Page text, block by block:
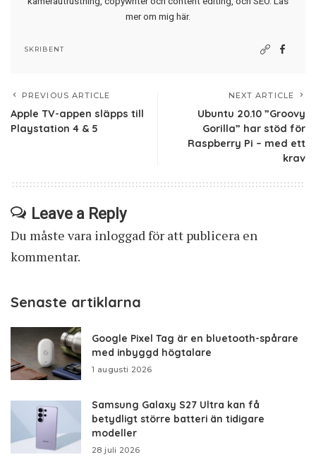
mer om mig här.
SKRIBENT
PREVIOUS ARTICLE
Apple TV-appen släpps till
Playstation 4 & 5
NEXT ARTICLE
Ubuntu 20.10 ”Groovy
Gorilla” har stöd för
Raspberry Pi – med ett
krav
Leave a Reply
Du måste vara inloggadför att publicera en
kommentar.
Senaste artiklarna
Google Pixel Tag är en bluetooth-spårare
med inbyggd högtalare
1 augusti 2026
Samsung Galaxy S27 Ultra kan få
betydligt större batteri än tidigare
modeller
28 juli 2026